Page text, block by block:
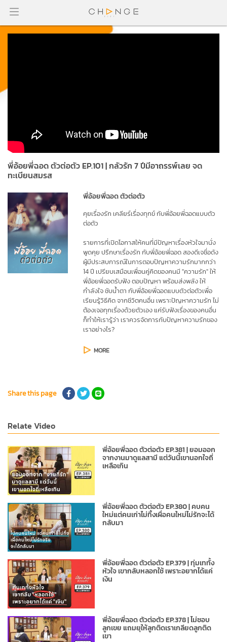
พี่อ้อยพี่ฉอด ตัวต่อตัว EP.101 | กลัวรัก 7 ปีมีอาถรรพ์เลย จด
ทะเบียนสมรส
พี่อ้อยพี่ฉอด ตัวต่อตัว
คุยเรื่องรัก เคลียร์เรื่องทุกข์ กับพี่อ้อยพี่ฉอดแบบตัว
ต่อตัว
รายการที่เปิดโอกาสให้คนที่มีปัญหาเรื่องหัวใจมานั่ง
พูดคุย ปรึกษาเรื่องรัก กับพี่อ้อยพี่ฉอด สองดีเจชื่อดัง
ผู้มีประสบการณ์ในการตอบปัญหาความรักมากกว่า
14 ปี เปรียบเสมือนเพื่อนคู่คิดของคนมี "ความรัก" ให้
พี่อ้อยพี่ฉอดรับฟัง ตอบปัญหา พร้อมส่งพลัง ให้
กำลังใจ ชับน้ำตา กับพี่อ้อยพี่ฉอดแบบตัวต่อตัวเพื่อ
เรียนรู้วิธีคิด จากชีวิตคนอื่น เพราะปัญหาความรัก ไม่
ต้องเจอทุกเรื่องด้วยตัวเอง แค่รับฟังเรื่องของคนอื่น
ก็ทำให้เรารู้ว่า เราควรจัดการกับปัญหาความรักของ
เราอย่างไร?
MORE
Share this page
Relate Video
พี่อ้อยพี่ฉอด ตัวต่อตัว EP.381 | ยอมออก
จากงานมาดูแลสามี แต่วันนี้เขานอกใจถี่
เหลือเกิน
พี่อ้อยพี่ฉอด ตัวต่อตัว EP.380 | คบคน
ใหม่แต่คนเก่าไม่ทิ้งเผื่อคนใหม่ไม่รักจะได้
กลับมา
พี่อ้อยพี่ฉอด ตัวต่อตัว EP.379 | ทุ่มเททั้ง
หัวใจ เขากลับหลอกใช้ เพราะอยากได้แค่
เงิน
พี่อ้อยพี่ฉอด ตัวต่อตัว EP.378 | ไม่ชอบ
ลูกเขย แถมยุให้ลูกติดเราเกลียดลูกติด
เขา